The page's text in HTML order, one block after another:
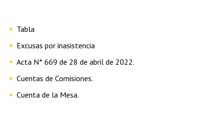
Tabla
Excusas por inasistencia
Acta N° 669 de 28 de abril de 2022.
Cuentas de Comisiones.
Cuenta de la Mesa.